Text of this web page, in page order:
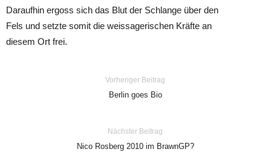
Daraufhin ergoss sich das Blut der Schlange über den
Fels und setzte somit die weissagerischen Kräfte an
diesem Ort frei.
Vorheriger Beitrag
Berlin goes Bio
Nächster Beitrag
Nico Rosberg 2010 im BrawnGP?